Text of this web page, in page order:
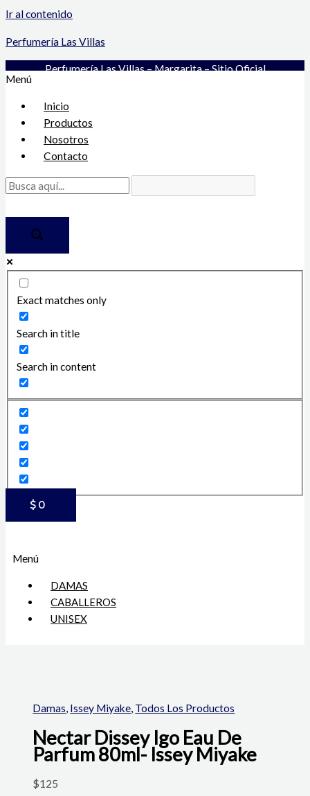
Ir al contenido
Perfumería Las Villas
Perfumería Las Villas – Margarita – Sitio Oficial
Menú
Inicio
Productos
Nosotros
Contacto
Exact matches only
Search in title
Search in content
$ 0
Menú
DAMAS
CABALLEROS
UNISEX
Damas, Issey Miyake, Todos Los Productos
Nectar Dissey Igo Eau De
Parfum 80ml- Issey Miyake
$125